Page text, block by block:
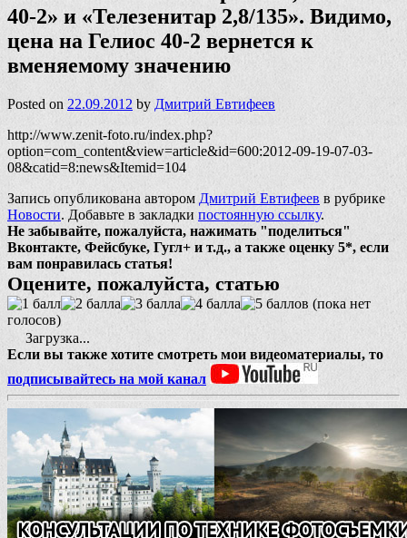
40-2» и «Телезенитар 2,8/135». Видимо,
цена на Гелиос 40-2 вернется к
вменяемому значению
Posted on 22.09.2012 by Дмитрий Евтифеев
http://www.zenit-foto.ru/index.php?
option=com_content&view=article&id=600:2012-09-19-07-03-
08&catid=8:news&Itemid=104
Запись опубликована автором Дмитрий Евтифеев в рубрике
Новости. Добавьте в закладки постоянную ссылку.
Не забывайте, пожалуйста, нажимать "поделиться"
Вконтакте, Фейсбуке, Гугл+ и т.д., а также оценку 5*, если
вам понравилась статья!
Оцените, пожалуйста, статью
(пока нет
голосов)
Загрузка...
Если вы также хотите смотреть мои видеоматериалы, то
подписывайтесь на мой канал